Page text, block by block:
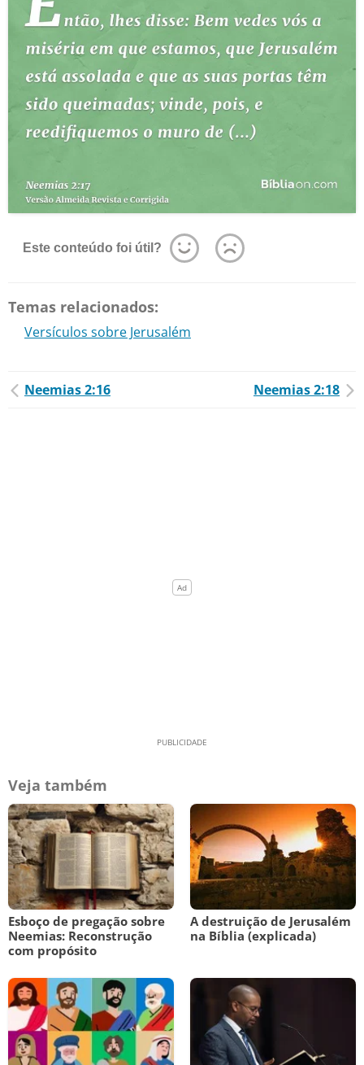
Este conteúdo foi útil?
Temas relacionados:
Versículos sobre Jerusalém
Neemias 2:16 Neemias 2:18
Veja também
Esboço de pregação sobre
Neemias: Reconstrução
com propósito
A destruição de Jerusalém
na Bíblia (explicada)